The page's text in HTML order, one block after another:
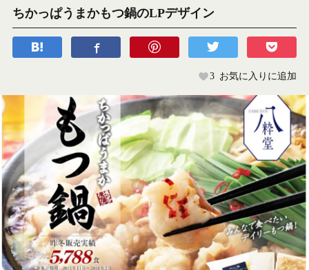
ちかっぱうまかもつ鍋のLPデザイン
3 お気に入りに追加